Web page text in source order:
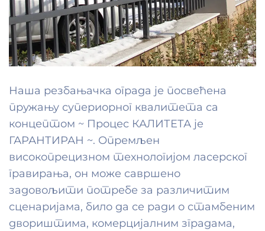
Наша резбањачка ограда је посвећена
пружању супериорног квалитета са
концептом ~ Процес КАЛИТЕТА је
ГАРАНТИРАН ~. Опремљен
високопрецизном технологијом ласерског
гравирања, он може савршено
задовољити потребе за различитим
сценаријама, било да се ради о стамбеним
двориштима, комерцијалним зградама,